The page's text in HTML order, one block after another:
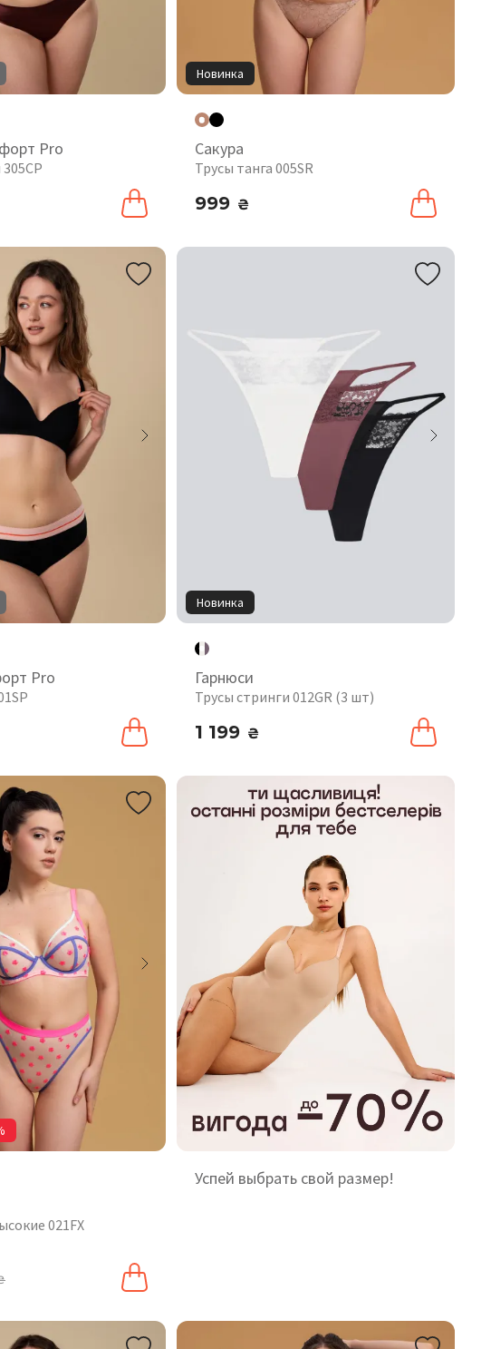
Pro
Новинка
Сакура
Трусы танга 005SR
999 ₴
Pro
Новинка
Гарнюси
Трусы стринги 012GR (3 шт)
1 199 ₴
021FX
Успей выбрать свой размер!